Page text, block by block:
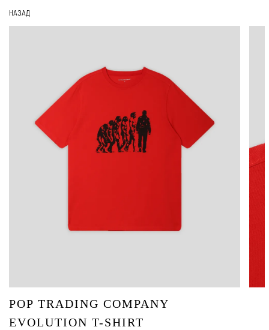
НАЗАД
POP TRADING COMPANY
EVOLUTION T-SHIRT